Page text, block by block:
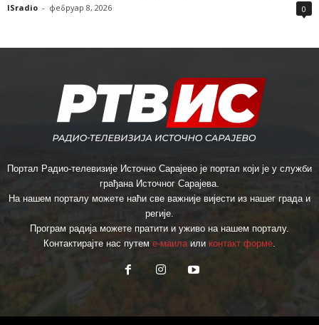
ISradio - фебруар 8, 2026 0
Портал Радио-телевизије Источно Сарајево је портал који је у служби
грађана Источног Сарајева.
На нашем порталу можете наћи све важније вијести из нашег града и
регије.
Програм радија можете пратити и уживо на нашем порталу.
Контактирајте нас путем е-маилаили контакт форме.